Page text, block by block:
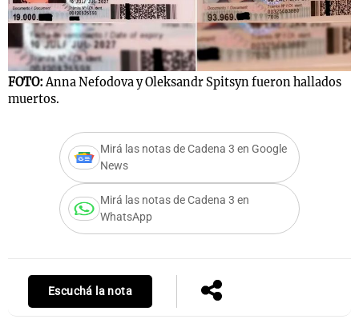
FOTO:Anna Nefodova y Oleksandr Spitsyn fueron hallados
muertos.
Mirá las notas de Cadena 3 en Google
News
Mirá las notas de Cadena 3 en
WhatsApp
Escuchá la nota
Mundial 2026
La Sole en
Cadena 3